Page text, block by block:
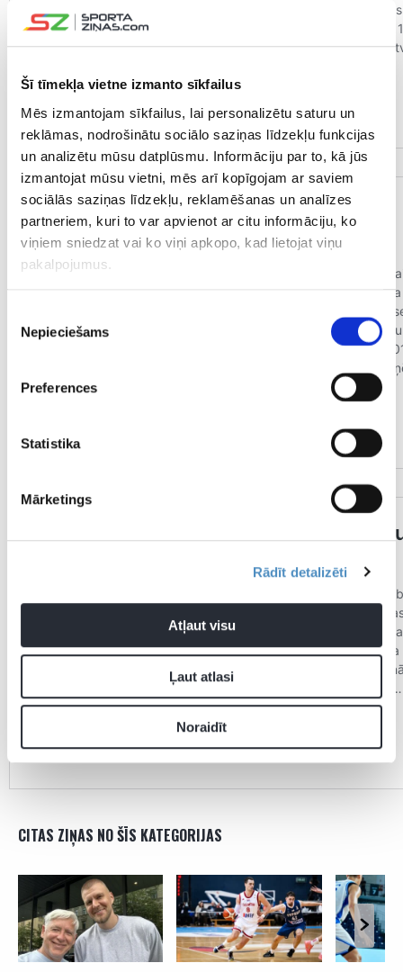
Šī tīmekļa vietne izmanto sīkfailus
Mēs izmantojam sīkfailus, lai personalizētu saturu un
reklāmas, nodrošinātu sociālo saziņas līdzekļu funkcijas
un analizētu mūsu datplūsmu. Informāciju par to, kā jūs
izmantojat mūsu vietni, mēs arī kopīgojam ar saviem
sociālās saziņas līdzekļu, reklamēšanas un analīzes
partneriem, kuri to var apvienot ar citu informāciju, ko
viņiem sniedzat vai ko viņi apkopo, kad lietojat viņu
pakalpojumus.
izvēle
Nepieciešams
Preferences
Statistika
Mārketings
Rādīt detalizēti
Atļaut visu
Ļaut atlasi
Noraidīt
CITAS ZIŅAS NO ŠĪS KATEGORIJAS